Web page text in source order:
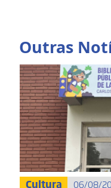
Outras
Cultura 06/08/